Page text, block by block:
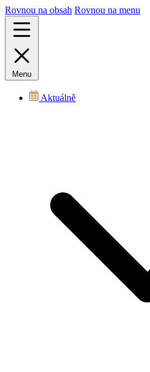
Rovnou na obsah Rovnou na menu
Menu
Aktuálně